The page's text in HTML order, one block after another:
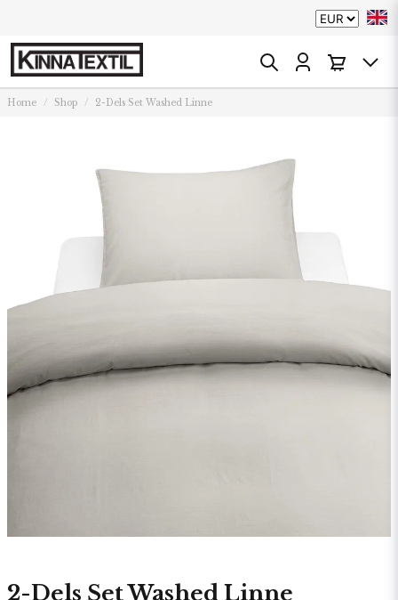
Home Shop 2-Dels Set Washed Linne
2-Dels Set Washed Linne